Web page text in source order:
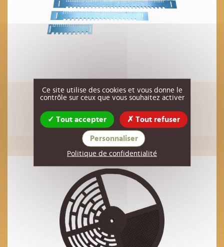
porte d'entrée de ruche 400mm x 40mm
Réf : 00AC30
1,21 €HT
AJOUTER AU PANIER
Ce site utilise des cookies et vous donne le
contrôle sur ceux que vous souhaitez activer
Tout accepter Tout refuser
Personnaliser
Politique de confidentialité